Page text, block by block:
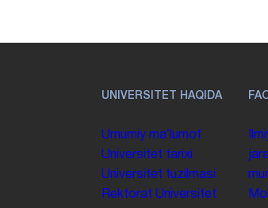
UNIVERSITET HAQIDA
Umumiy maʼlumot
Universitet tarixi
Universitet tuzilmasi
Rektorat Universitet